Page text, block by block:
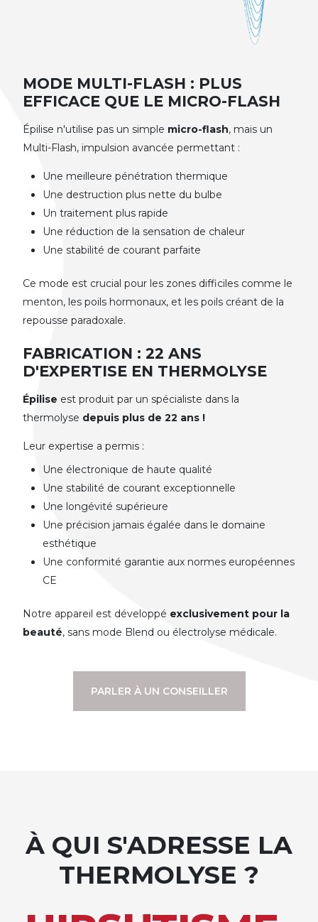
MODE MULTI-FLASH : PLUS
EFFICACE QUE LE MICRO-FLASH
Épilise n'utilise pas un simple micro-flash, mais un
Multi-Flash, impulsion avancée permettant :
Une meilleure pénétration thermique
Une destruction plus nette du bulbe
Un traitement plus rapide
Une réduction de la sensation de chaleur
Une stabilité de courant parfaite
Ce mode est crucial pour les zones difficiles comme le
menton, les poils hormonaux, et les poils créant de la
repousse paradoxale.
FABRICATION : 22 ANS
D'EXPERTISE EN THERMOLYSE
Épilise est produit par un spécialiste dans la
thermolyse depuis plus de 22 ans !
Leur expertise a permis :
Une électronique de haute qualité
Une stabilité de courant exceptionnelle
Une longévité supérieure
Une précision jamais égalée dans le domaine
esthétique
Une conformité garantie aux normes européennes
CE
Notre appareil est développé exclusivement pour la
beauté, sans mode Blend ou électrolyse médicale.
PARLER À UN CONSEILLER
À QUI S'ADRESSE LA
THERMOLYSE ?